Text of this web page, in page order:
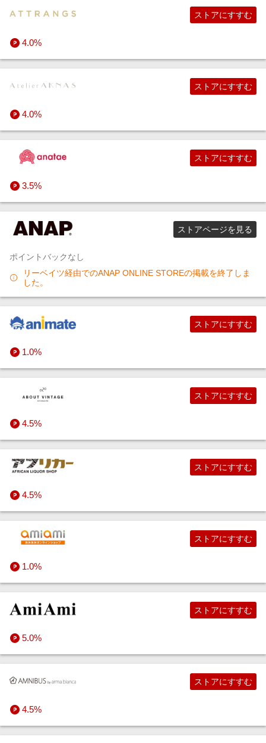
4.0%
ストアにすすむ
4.0%
ストアにすすむ
3.5%
ストアにすすむ
ポイントバックなし
ストアページを見る
リーベイツ経由でのANAP ONLINE STOREの掲載を終了しま
した。
1.0%
ストアにすすむ
4.5%
ストアにすすむ
4.5%
ストアにすすむ
1.0%
ストアにすすむ
5.0%
ストアにすすむ
4.5%
ストアにすすむ